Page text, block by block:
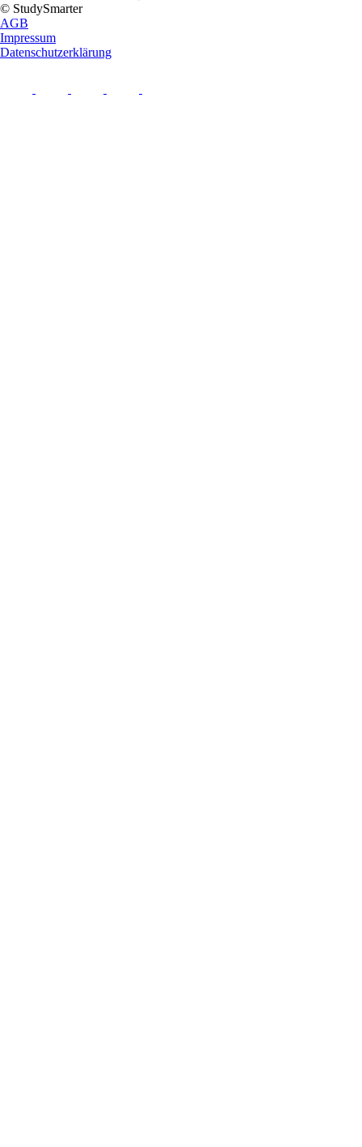
© StudySmarter
AGB
Impressum
Datenschutzerklärung